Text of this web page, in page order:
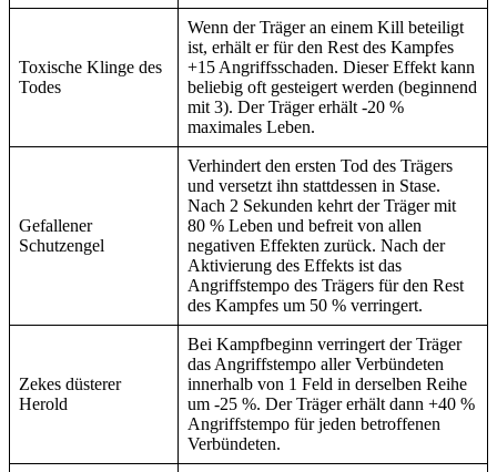
Toxische Klinge des
Todes
Wenn der Träger an einem Kill beteiligt
ist, erhält er für den Rest des Kampfes
+15 Angriffsschaden. Dieser Effekt kann
beliebig oft gesteigert werden (beginnend
mit 3). Der Träger erhält -20 %
maximales Leben.
Gefallener
Schutzengel
Verhindert den ersten Tod des Trägers
und versetzt ihn stattdessen in Stase.
Nach 2 Sekunden kehrt der Träger mit
80 % Leben und befreit von allen
negativen Effekten zurück. Nach der
Aktivierung des Effekts ist das
Angriffstempo des Trägers für den Rest
des Kampfes um 50 % verringert.
Zekes düsterer
Herold
Bei Kampfbeginn verringert der Träger
das Angriffstempo aller Verbündeten
innerhalb von 1 Feld in derselben Reihe
um -25 %. Der Träger erhält dann +40 %
Angriffstempo für jeden betroffenen
Verbündeten.